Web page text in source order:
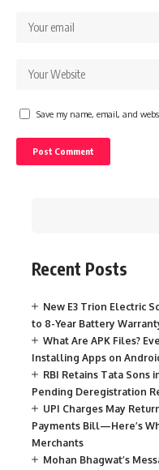
Save my name, email, and
Recent Posts
New E3 Trion Electric
to 8-Year Battery
What Are APK Files?
Installing Apps on
RBI Retains Tata Sons
Pending Deregistration
UPI Charges May
Payments Bill—Here’s
Merchants
Mohan Bhagwat’s